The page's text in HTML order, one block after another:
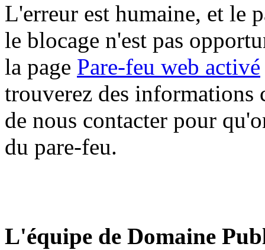
L'erreur est humaine, et le
le blocage n'est pas
la page Pare-feu web activé
trouverez des informations
de nous contacter pour
du pare-feu.
L'équipe de Domaine